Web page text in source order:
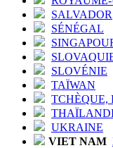
SALVADOR
SÉNÉGAL
SLOVÉNIE
TAÏWAN
TCHÈQUE,
UKRAINE
VIET NAM